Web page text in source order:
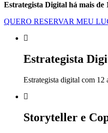
Estrategista Digital há mais de
QUERO RESERVAR MEU
Estrategista
Estrategista digital com 12
Storyteller e